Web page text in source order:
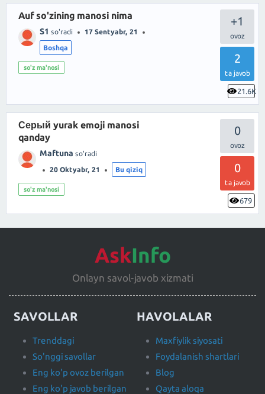
+1
2
ta javob
21.6K
Auf so'zining manosi nima
S1 so'radi 17 Sentyabr, 21
Boshqa
so'z ma'nosi
0
0
ta javob
679
Серый yurak emoji manosi
qanday
Maftuna so'radi
20 Oktyabr, 21 Bu qiziq
so'z ma'nosi
AskInfo
Onlayn savol-javob xizmati
SAVOLLAR
Trenddagi
So'nggi savollar
Eng ko'p ovoz berilgan
Eng ko'p javob berilgan
HAVOLALAR
Maxfiylik siyosati
Foydalanish shartlari
Blog
Qayta aloqa